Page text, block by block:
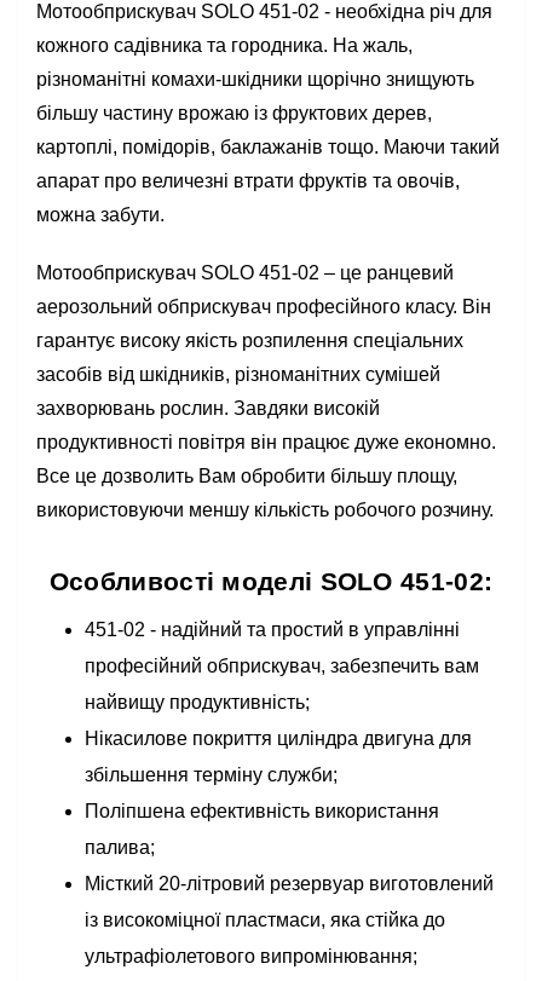
Мотообприскувач SOLO 451-02 - необхідна річ для
кожного садівника та городника. На жаль,
різноманітні комахи-шкідники щорічно знищують
більшу частину врожаю із фруктових дерев,
картоплі, помідорів, баклажанів тощо. Маючи такий
апарат про величезні втрати фруктів та овочів,
можна забути.
Мотообприскувач SOLO 451-02 – це ранцевий
аерозольний обприскувач професійного класу. Він
гарантує високу якість розпилення спеціальних
засобів від шкідників, різноманітних сумішей
захворювань рослин. Завдяки високій
продуктивності повітря він працює дуже економно.
Все це дозволить Вам обробити більшу площу,
використовуючи меншу кількість робочого розчину.
Особливості моделі SOLO 451-02:
451-02 - надійний та простий в управлінні
професійний обприскувач, забезпечить вам
найвищу продуктивність;
Нікасилове покриття циліндра двигуна для
збільшення терміну служби;
Поліпшена ефективність використання
палива;
Місткий 20-літровий резервуар виготовлений
із високоміцної пластмаси, яка стійка до
ультрафіолетового випромінювання;